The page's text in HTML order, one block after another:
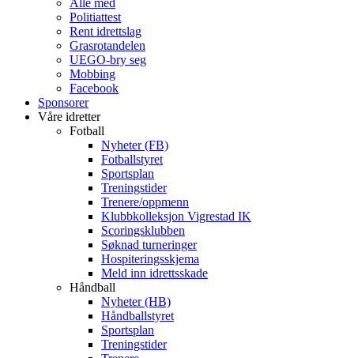
Alle med
Politiattest
Rent idrettslag
Grasrotandelen
UEGO-bry seg
Mobbing
Facebook
Sponsorer
Våre idretter
Fotball
Nyheter (FB)
Fotballstyret
Sportsplan
Treningstider
Trenere/oppmenn
Klubbkolleksjon Vigrestad IK
Scoringsklubben
Søknad turneringer
Hospiteringsskjema
Meld inn idrettsskade
Håndball
Nyheter (HB)
Håndballstyret
Sportsplan
Treningstider